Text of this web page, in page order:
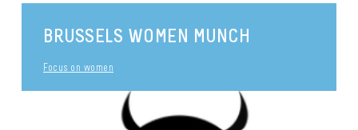
BRUSSELS WOMEN MUNCH
Focus on women